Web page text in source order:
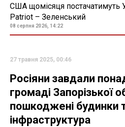
США щомісяця постачатимуть
Patriot – Зеленський
08 серпня 2026, 14:22
27 травня 2025, 00:46
Росіяни завдали
громаді Запорізької
пошкоджені будинки
інфраструктура